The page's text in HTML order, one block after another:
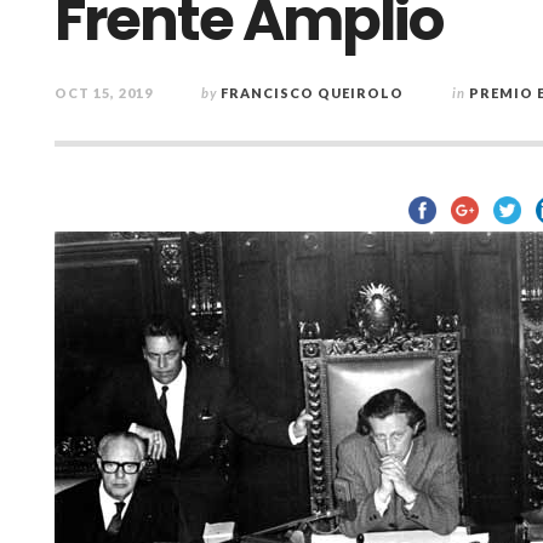
Frente Amplio
OCT 15, 2019 by FRANCISCO QUEIROLO in PREMIO